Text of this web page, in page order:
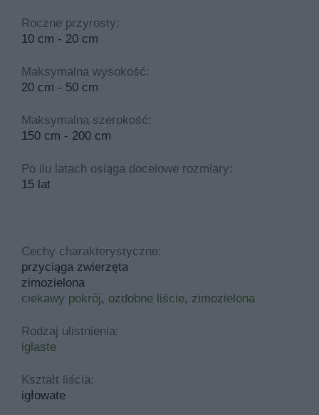
Roczne przyrosty:
10 cm - 20 cm
Maksymalna wysokość:
20 cm - 50 cm
Maksymalna szerokość:
150 cm - 200 cm
Po ilu latach osiąga docelowe rozmiary:
15 lat
Cechy charakterystyczne:
przyciąga zwierzęta
zimozielona
ciekawy pokrój, ozdobne liście, zimozielona
Rodzaj ulistnienia:
iglaste
Kształt liścia:
igłowate